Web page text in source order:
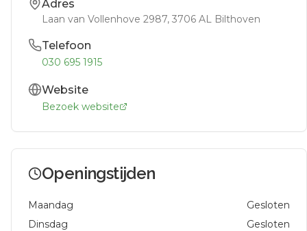
Adres
Laan van Vollenhove 2987, 3706 AL Bilthoven
Telefoon
030 695 1915
Website
Bezoek website
Openingstijden
Maandag
Gesloten
Dinsdag
Gesloten